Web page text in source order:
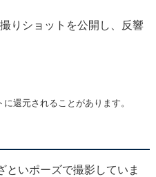
りショットを公開し、反響
還元されることがあります。
といポーズで撮影していま